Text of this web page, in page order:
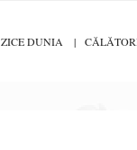
ZICE DUNIA